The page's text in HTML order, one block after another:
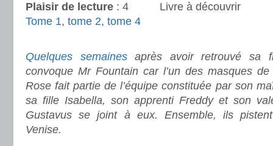
Plaisir de lecture :
Livre à découvrir
Tome 1, tome 2, tome 4
Quelques semainesaprès avoir retrouvé sa
convoque Mr Fountain car l’un des masques
Rose fait partie de l’équipe constituée par son
sa fille Isabella, son apprenti Freddy et son
Gustavus se joint à eux. Ensemble, ils
Venise.